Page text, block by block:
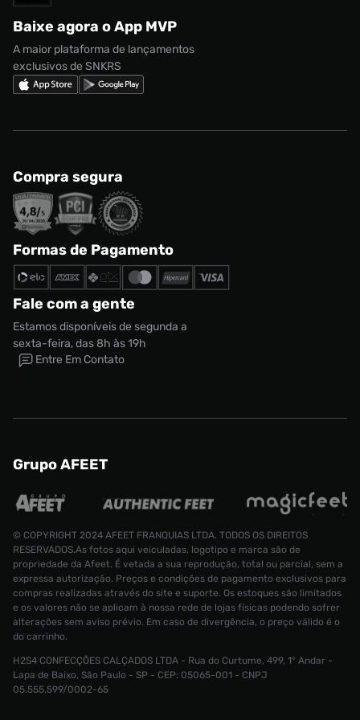
Tênis New Balance 550 Masculino
Nike Shox
Regulamento CRM/ CASHBACK
Regulamento Cupom
Baixe agora o App MVP
A maior plataforma de lançamentos
exclusivos de SNKRS
Compra segura
Formas de Pagamento
Fale com a gente
Estamos disponíveis de segunda a
sexta-feira, das 8h às 19h
Entre Em Contato
Grupo AFEET
© COPYRIGHT 2024 AFEET FRANQUIAS LTDA. TODOS OS DIREITOS
RESERVADOS.As fotos aqui veiculadas, logotipo e marca são de
propriedade da Afeet. É vetada a sua reprodução, total ou parcial, sem a
expressa autorização. Preços e condições de pagamento exclusivos para
compras realizadas através do site e suporte. Os estoques são limitados
e os valores não se aplicam à nossa rede de lojas físicas podendo sofrer
alterações sem aviso prévio. Em caso de divergência, o preço válido é o
do carrinho.
H2S4 CONFECÇÕES CALÇADOS LTDA - Rua do Curtume, 499, 1° Andar -
Lapa de Baixo, São Paulo - SP - CEP: 05065-001 - CNPJ
05.555.599/0002-65